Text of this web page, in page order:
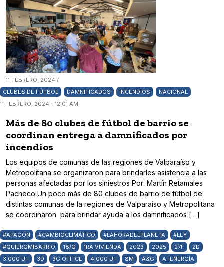
11 FEBRERO, 2024 /
CLUBES DE FÚTBOL
DAMNIFICADOS INCENDIOS
NACIONAL
11 FEBRERO, 2024 - 12:01 AM
Más de 80 clubes de fútbol de barrio se
coordinan entrega a damnificados por
incendios
Los equipos de comunas de las regiones de Valparaíso y
Metropolitana se organizaron para brindarles asistencia a las
personas afectadas por los siniestros Por: Martín Retamales
Pacheco Un poco más de 80 clubes de barrio de fútbol de
distintas comunas de la regiones de Valparaíso y Metropolitana
se coordinaron para brindar ayuda a los damnificados […]
#APAGÓN #CAMBIOCLIMÁTICO #LAHORADELPLANETA
#LEY
#QUIEROMIBARRIO
18/O 1RA VIVIENDA 2023 2025 27F
2D
3.000 UF
3D 3G OFFICE 4.000 UF 8M A&G
A+ENERGÍA